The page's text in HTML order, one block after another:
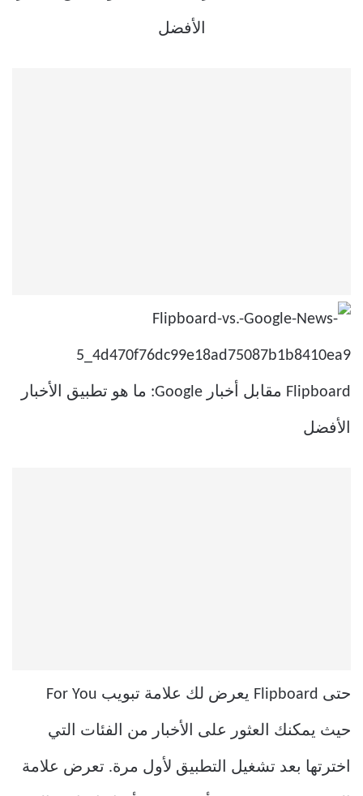
حتى Flipboard يعرض لك علامة تبويب For You
حيث يمكنك العثور على الأخبار من الفئات التي
اخترتها بعد تشغيل التطبيق لأول مرة. تعرض علامة